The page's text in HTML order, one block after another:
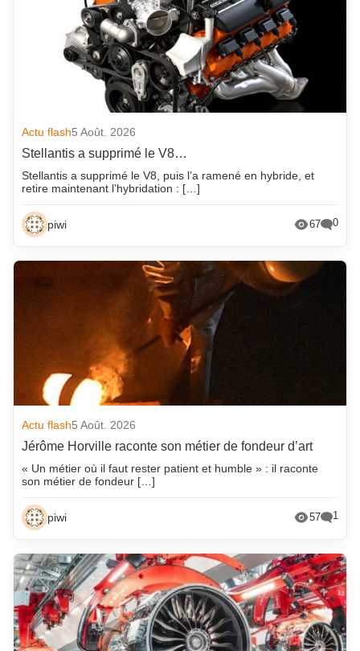
Actu flash5 Août. 2026
Stellantis a supprimé le V8…
Stellantis a supprimé le V8, puis l’a ramené en hybride, et
retire maintenant l’hybridation : […]
piwi 67 0
Actu flash5 Août. 2026
Jérôme Horville raconte son métier de fondeur d’art
« Un métier où il faut rester patient et humble » : il raconte
son métier de fondeur […]
piwi 57 1